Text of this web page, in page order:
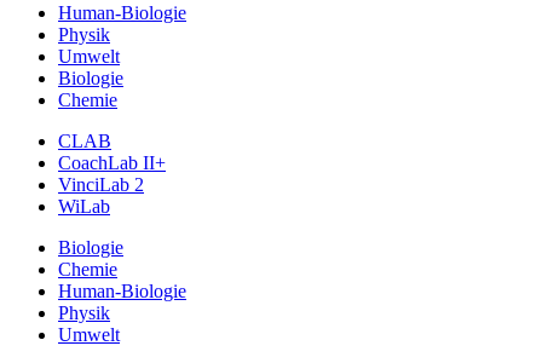
Human-Biologie
Physik
Umwelt
Biologie
Chemie
CLAB
CoachLab II+
VinciLab 2
WiLab
Biologie
Chemie
Human-Biologie
Physik
Umwelt